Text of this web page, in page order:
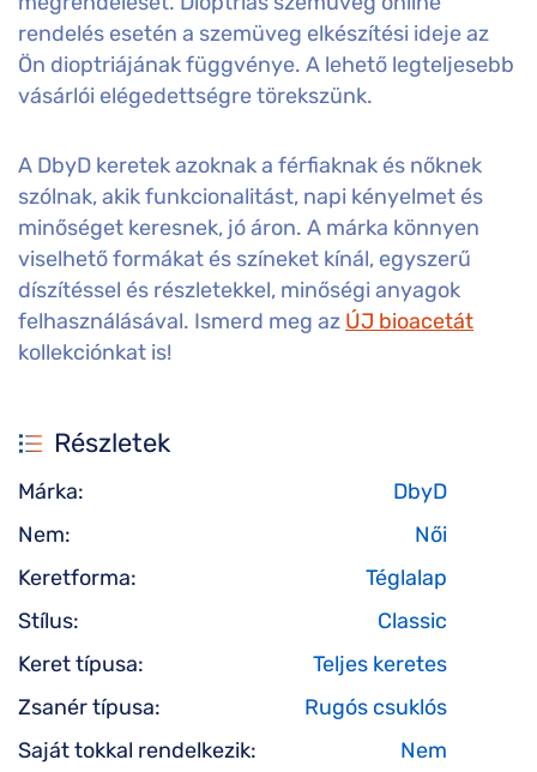
rendelés esetén a szemüveg elkészítési ideje az
Ön dioptriájának függvénye. A lehető legteljesebb
vásárlói elégedettségre törekszünk.
A DbyD keretek azoknak a férfiaknak és nőknek
szólnak, akik funkcionalitást, napi kényelmet és
minőséget keresnek, jó áron. A márka könnyen
viselhető formákat és színeket kínál, egyszerű
díszítéssel és részletekkel, minőségi anyagok
felhasználásával. Ismerd meg az ÚJ bioacetát
kollekciónkat is!
Részletek
Márka:
DbyD
Nem:
Női
Keretforma:
Téglalap
Stílus:
Classic
Keret típusa:
Teljes keretes
Zsanér típusa:
Rugós csuklós
Saját tokkal rendelkezik:
Nem